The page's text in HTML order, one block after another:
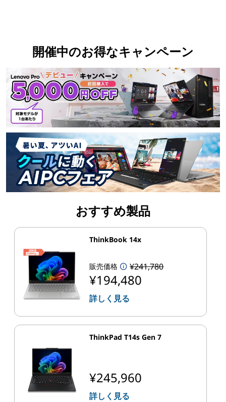
開催中のお得なキャンペーン
おすすめ製品
ThinkBook 14x
販売価格 ¥241,780
¥194,480
詳しく見る
ThinkPad T14s Gen 7
¥245,960
詳しく見る